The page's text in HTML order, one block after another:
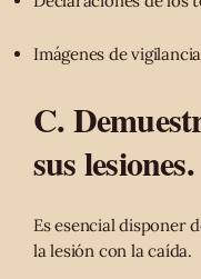
Imágenes de vigilancia
C.
sus lesiones.
Es esencial disponer
la lesión con la caída.